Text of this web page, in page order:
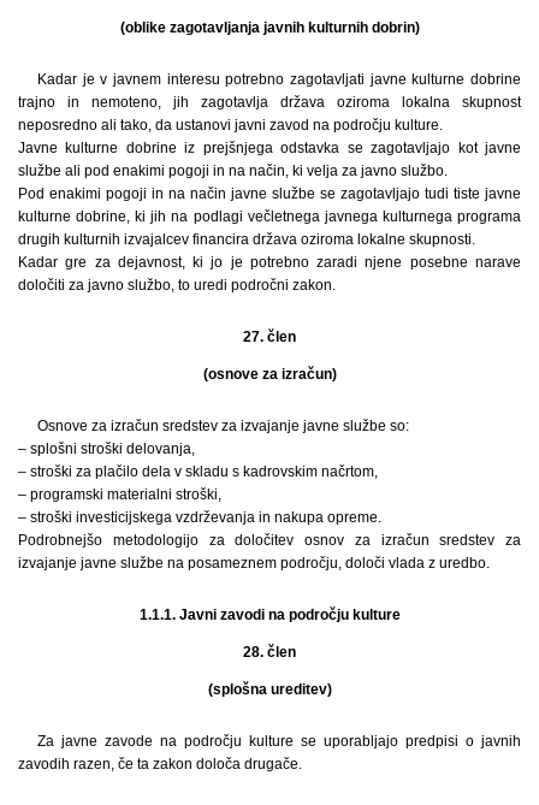
(oblike zagotavljanja javnih kulturnih dobrin)
Kadar je v javnem interesu potrebno zagotavljati javne kulturne dobrine
trajno in nemoteno, jih zagotavlja država oziroma lokalna skupnost
neposredno ali tako, da ustanovi javni zavod na področju kulture.
Javne kulturne dobrine iz prejšnjega odstavka se zagotavljajo kot javne
službe ali pod enakimi pogoji in na način, ki velja za javno službo.
Pod enakimi pogoji in na način javne službe se zagotavljajo tudi tiste javne
kulturne dobrine, ki jih na podlagi večletnega javnega kulturnega programa
drugih kulturnih izvajalcev financira država oziroma lokalne skupnosti.
Kadar gre za dejavnost, ki jo je potrebno zaradi njene posebne narave
določiti za javno službo, to uredi področni zakon.
27. člen
(osnove za izračun)
Osnove za izračun sredstev za izvajanje javne službe so:
– splošni stroški delovanja,
– stroški za plačilo dela v skladu s kadrovskim načrtom,
– programski materialni stroški,
– stroški investicijskega vzdrževanja in nakupa opreme.
Podrobnejšo metodologijo za določitev osnov za izračun sredstev za
izvajanje javne službe na posameznem področju, določi vlada z uredbo.
1.1.1. Javni zavodi na področju kulture
28. člen
(splošna ureditev)
Za javne zavode na področju kulture se uporabljajo predpisi o javnih
zavodih razen, če ta zakon določa drugače.